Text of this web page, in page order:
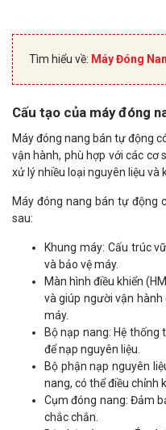
Tìm hiểu về: Máy Đóng
Cấu tạo của máy đóng
Máy đóng nang bán tự động
vận hành, phù hợp với các cơ
xử lý nhiều loại nguyên liệu và
Máy đóng nang bán tự động
sau:
Khung máy: Cấu trúc
và bảo vệ máy.
Màn hình điều khiển
và giúp người vận hành
máy.
Bộ nạp nang: Hệ
để nạp nguyên liệu.
Bộ phận nạp nguyên
nang, có thể điều chỉnh
Cụm đóng nang: Đảm
chắc chắn.